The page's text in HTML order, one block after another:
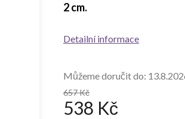
657 Kč
538 Kč
Můžeme doručit do:
2 cm.
Detailní informace